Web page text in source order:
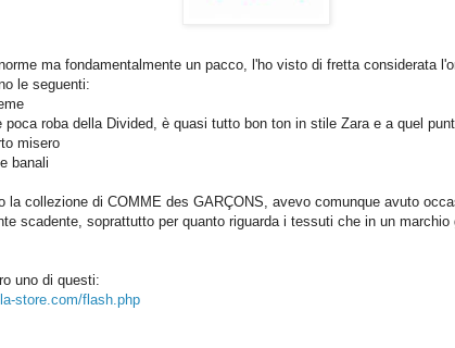
ma fondamentalmente un pacco, l'ho visto di fretta considerata
le seguenti:
poca roba della Divided, è quasi tutto bon ton in stile Zara e a quel
misero
banali
la collezione di COMME des GARÇONS , avevo comunque avuto
scadente, soprattutto per quanto riguarda i tessuti che in un marchio
uno di questi:
store .com/flash.php